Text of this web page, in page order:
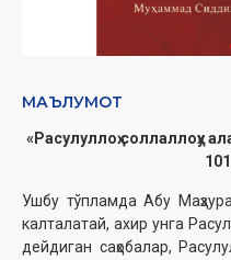
МАЪЛУМОТ
«Расулуллоҳ соллаллоҳу
Ушбу тўпламда Абу
калталатай, ахир унга
дейдиган саҳобалар,